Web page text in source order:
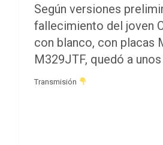
Según versiones
fallecimiento del joven
con blanco, con placas
M329JTF, quedó a
Transmisión